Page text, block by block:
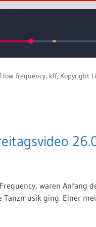
low frequency, klf, Kopyright
waren Anfang
ging. Einer